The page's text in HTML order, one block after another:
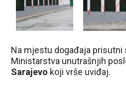
Na mjestu događaja prisutni
Ministarstva unutrašnjih
Sarajevo koji vrše uviđaj.